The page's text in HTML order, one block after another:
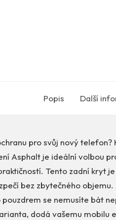
Popis Další
pro svůj nový
Asphalt je ideální volbou
Tento zadní kryt
bez zbytečného
se nemusíte bát
dodá vašemu mobilu